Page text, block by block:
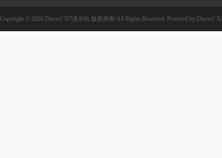
Copyright © 2026 Discuz! N7演示站 版权所有 All Rights Reserved. Powered by Discuz!